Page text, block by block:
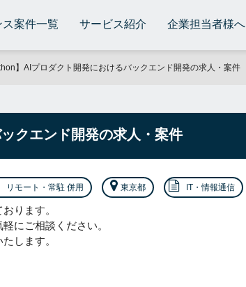
案件一覧 サービス紹介 企業担当者様へ
】AIプロダクト開発におけるバックエンド開発の求人・案件
クエンド開発の求人・案件
リモート・常駐 併用 東京都 IT・情報通信
ります。
にご相談ください。
します。